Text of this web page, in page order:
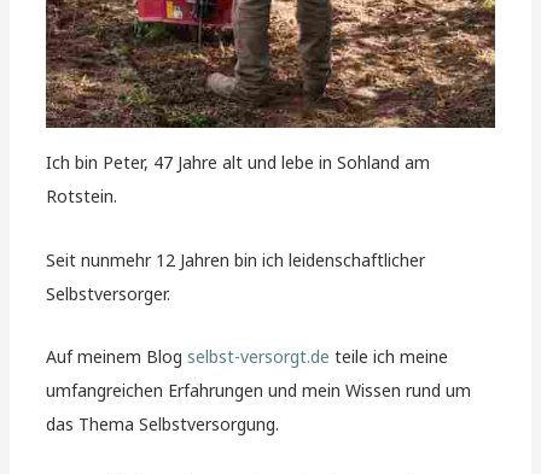
Ich bin Peter, 47 Jahre alt und lebe in Sohland am
Rotstein.
Seit nunmehr 12 Jahren bin ich leidenschaftlicher
Selbstversorger.
Auf meinem Blogselbst-versorgt.de teile ich meine
umfangreichen Erfahrungen und mein Wissen rund um
das Thema Selbstversorgung.